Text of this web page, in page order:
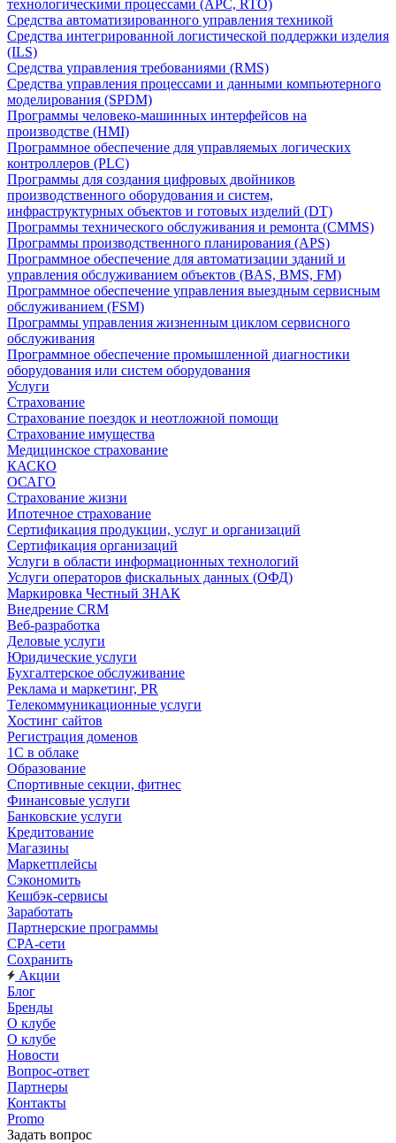
технологическими процессами (APC, RTO)
Средства автоматизированного управления техникой
Средства интегрированной логистической поддержки изделия
(ILS)
Средства управления требованиями (RMS)
Средства управления процессами и данными компьютерного
моделирования (SPDM)
Программы человеко-машинных интерфейсов на
производстве (HMI)
Программное обеспечение для управляемых логических
контроллеров (PLC)
Программы для создания цифровых двойников
производственного оборудования и систем,
инфраструктурных объектов и готовых изделий (DT)
Программы технического обслуживания и ремонта (CMMS)
Программы производственного планирования (APS)
Программное обеспечение для автоматизации зданий и
управления обслуживанием объектов (BAS, BMS, FM)
Программное обеспечение управления выездным сервисным
обслуживанием (FSM)
Программы управления жизненным циклом сервисного
обслуживания
Программное обеспечение промышленной диагностики
оборудования или систем оборудования
Услуги
Страхование
Страхование поездок и неотложной помощи
Страхование имущества
Медицинское страхование
КАСКО
ОСАГО
Страхование жизни
Ипотечное страхование
Сертификация продукции, услуг и организаций
Сертификация организаций
Услуги в области информационных технологий
Услуги операторов фискальных данных (ОФД)
Маркировка Честный ЗНАК
Внедрение CRM
Веб-разработка
Деловые услуги
Юридические услуги
Бухгалтерское обслуживание
Реклама и маркетинг, PR
Телекоммуникационные услуги
Хостинг сайтов
Регистрация доменов
1С в облаке
Образование
Спортивные секции, фитнес
Финансовые услуги
Банковские услуги
Кредитование
Магазины
Маркетплейсы
Сэкономить
Кешбэк-сервисы
Заработать
Партнерские программы
CPA-сети
Сохранить
Акции
Блог
Бренды
О клубе
О клубе
Новости
Вопрос-ответ
Партнеры
Контакты
Promo
Задать вопрос